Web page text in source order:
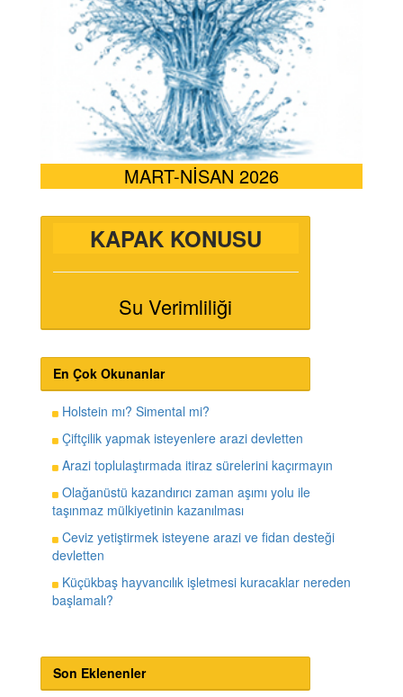
MART-NİSAN 2026
KAPAK KONUSU
Su Verimliliği
En Çok Okunanlar
Holstein mı? Simental mi?
Çiftçilik yapmak isteyenlere arazi devletten
Arazi toplulaştırmada itiraz sürelerini kaçırmayın
Olağanüstü kazandırıcı zaman aşımı yolu ile
taşınmaz mülkiyetinin kazanılması
Ceviz yetiştirmek isteyene arazi ve fidan desteği
devletten
Küçükbaş hayvancılık işletmesi kuracaklar nereden
başlamalı?
Son Eklenenler